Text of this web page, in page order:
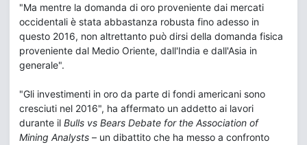
"Ma mentre la domanda di oro proveniente dai mercati
occidentali è stata abbastanza robusta fino adesso in
questo 2016, non altrettanto può dirsi della domanda fisica
proveniente dal Medio Oriente, dall'India e dall'Asia in
generale".
"Gli investimenti in oro da parte di fondi americani sono
cresciuti nel 2016", ha affermato un addetto ai lavori
durante il Bulls vs Bears Debate for the Association of
Mining Analysts – un dibattito che ha messo a confronto